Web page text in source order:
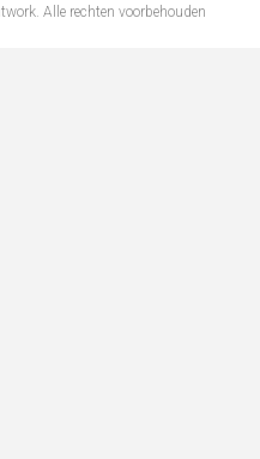
Alle rechten voorbehouden